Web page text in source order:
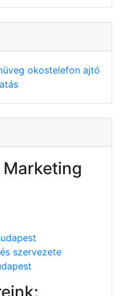
okostelefon ajtó
szervezete